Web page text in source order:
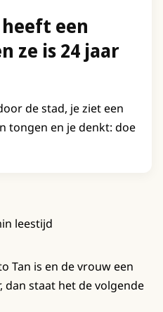
een
ze is 24 jaar
de stad, je ziet een
tongen en je denkt: doe
leestijd
Tan is en de vrouw een
staat het de volgende